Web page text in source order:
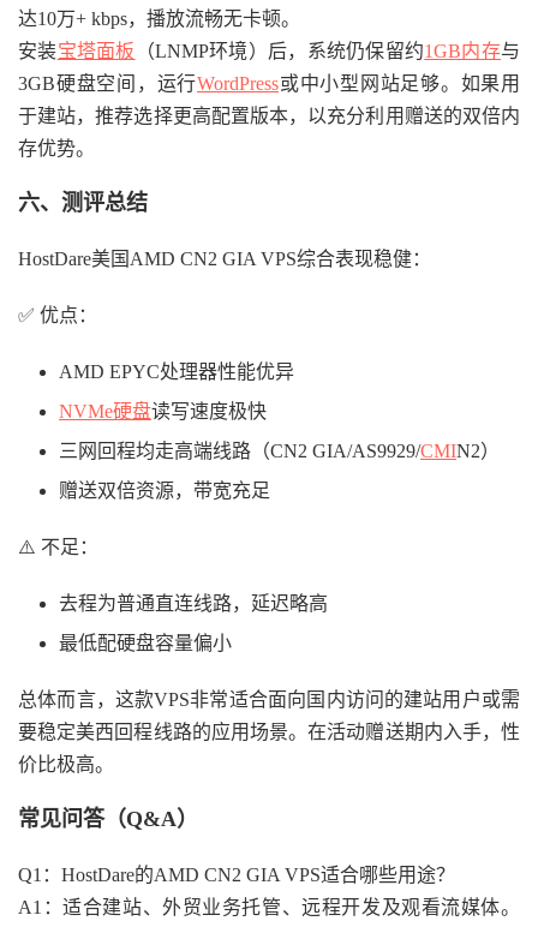
达10万+ kbps，播放流畅无卡顿。
安装宝塔面板 （LNMP环境）后，系统仍保留约1GB内存与
3GB硬盘空间，运行WordPress或中小型网站足够。如果用
于建站，推荐选择更高配置版本，以充分利用赠送的双倍内
存优势。
六、测评总结
HostDare美国AMD CN2 GIA VPS综合表现稳健：
✅ 优点：
AMD EPYC处理器性能优异
NVMe硬盘读写速度极快
三网回程均走高端线路（CN2 GIA/AS9929/CMIN2）
赠送双倍资源，带宽充足
⚠️ 不足：
去程为普通直连线路，延迟略高
最低配硬盘容量偏小
总体而言，这款VPS非常适合面向国内访问的建站用户或需
要稳定美西回程线路的应用场景。在活动赠送期内入手，性
价比极高。
常见问答（Q&A）
Q1：HostDare的AMD CN2 GIA VPS适合哪些用途？
A1：适合建站、外贸业务托管、远程开发及观看流媒体。